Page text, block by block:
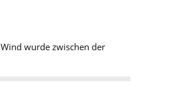
wurde zwischen der